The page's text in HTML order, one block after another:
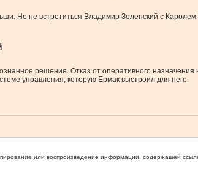
Но не встретиться Владимир Зеленский с
решение. Отказ от оперативного назначения
управления, которую Ермак выстроил для него.
или воспроизведение информации, содержащей